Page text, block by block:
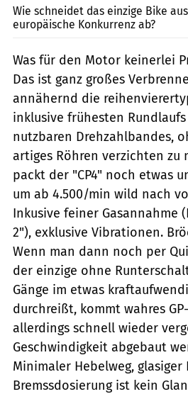
Wie schneidet das einzige Bike
europäische Konkurrenz ab?
Was für den Motor keinerlei
Das ist ganz großes
annähernd die
inklusive frühesten
nutzbaren Drehzahlbandes,
artiges Röhren verzichten zu
packt der "CP4" noch etwas
um ab 4.500/min wild nach
Inkusive feiner Gasannahme
2"), exklusive Vibrationen.
Wenn man dann noch per
der einzige ohne
Gänge im etwas
durchreißt, kommt wahres
allerdings schnell wieder
Geschwindigkeit abgebaut
Minimaler Hebelweg, glasiger
Bremssdosierung ist kein